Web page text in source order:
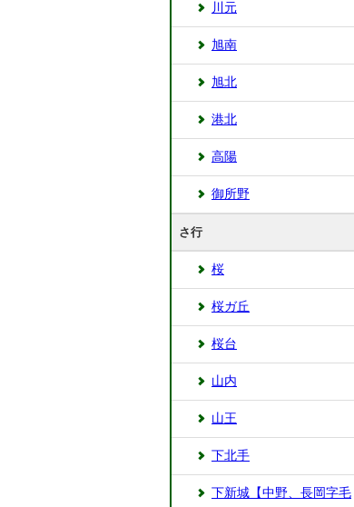
川元
旭南
旭北
港北
高陽
御所野
さ行
桜
桜ガ丘
桜台
山内
山王
下北手
下新城【中野、長岡字毛